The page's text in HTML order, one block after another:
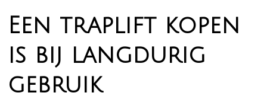
Een traplift kopen
is bij langdurig
gebruik